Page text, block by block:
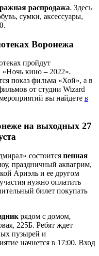
распродажа. Здесь
сумки, аксессуары,
Воронежа
пройдут
кино – 2022».
показ фильма «Хой», а в
от студии Wizard
вы найдете в
на выходных 27
состоится пенная
праздничный аквагрим,
Ариэль и ее другом
нужно оплатить
билет покупать
рядом с домом,
225Б. Ребят ждет
пузырей и
начнется в 17:00. Вход